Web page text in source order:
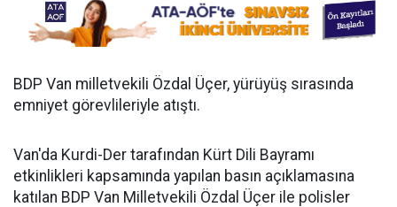
BDP Van milletvekili Özdal Üçer, yürüyüş sırasında
emniyet görevlileriyle atıştı.
Van'da Kurdi-Der tarafından Kürt Dili Bayramı
etkinlikleri kapsamında yapılan basın açıklamasına
katılan BDP Van Milletvekili Özdal Üçer ile polisler